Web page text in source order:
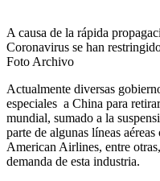
A causa de la rápida
Coronavirus se han
Foto Archivo
Actualmente diversas
especiales a China para
mundial, sumado a la
parte de algunas líneas
American Airlines, entre
demanda de esta industria.